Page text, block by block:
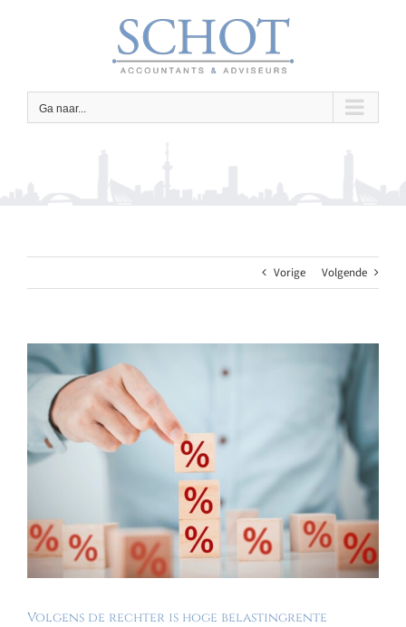
Ga naar...
Vorige Volgende
Bekijk
grotere
afbeelding
Volgens de rechter is hoge belastingrente